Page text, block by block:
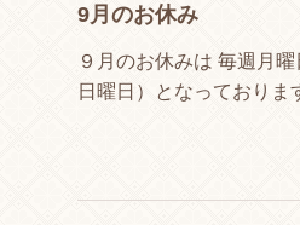
9月のお休み
９月のお休みは 毎週月
日曜日）となっておりま